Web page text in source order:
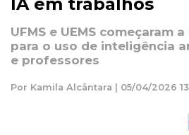
UFMS e UEMS começaram
para o uso de inteligência
e professores
Por Kamila Alcântara | 05/04/2026